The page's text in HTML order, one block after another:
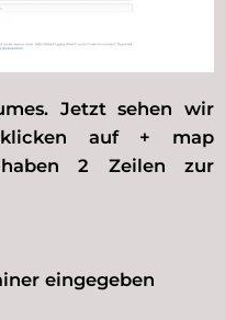
Jetzt sehen wir
auf + map
2 Zeilen zur
eingegeben